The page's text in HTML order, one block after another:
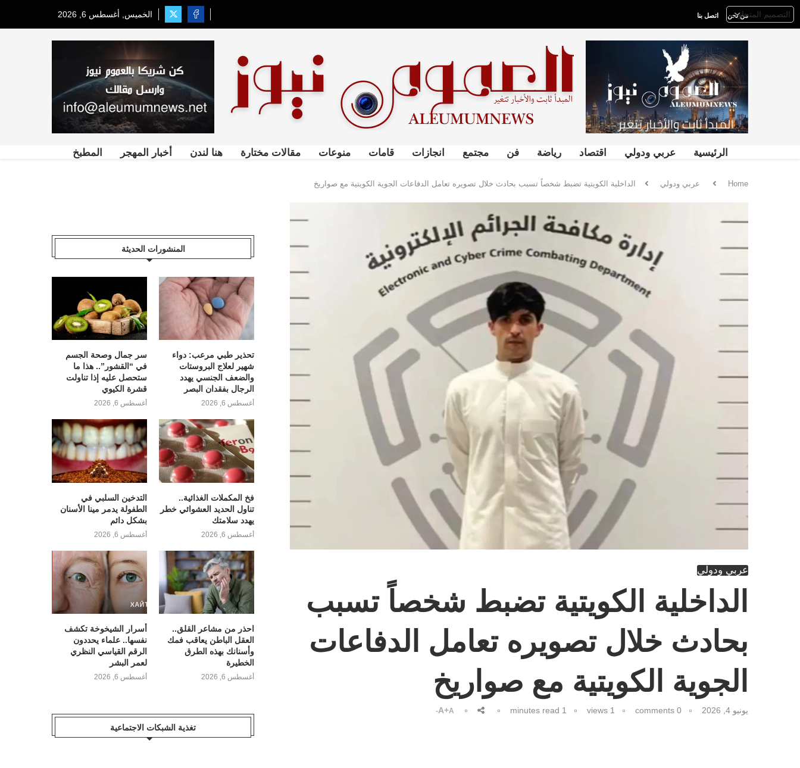
من نحن اتصل بنا الخميس, أغسطس 6, 2026
الرئيسية عربي ودولي اقتصاد رياضة فن مجتمع انجازات قامات منوعات مقالات مختارة هنا لندن أخبار المهجر المطبخ
Home عربي ودولي الداخلية الكويتية تضبط شخصاً تسبب بحادث خلال تصويره تعامل الدفاعات الجوية الكويتية مع صواريخ
عربي ودولي
الداخلية الكويتية تضبط شخصاً تسبب
بحادث خلال تصويره تعامل الدفاعات
الجوية الكويتية مع صواريخ
يونيو 4, 2026 0 comments
1
1 minutes read
A+A-
المنشورات الحديثة
تحذير طبي مرعب: دواء
شهير لعلاج البروستات
والضعف الجنسي يهدد
الرجال بفقدان البصر
أغسطس 6, 2026
سر جمال وصحة الجسم
في “القشور”.. هذا ما
ستحصل عليه إذا تناولت
قشرة الكيوي
أغسطس 6, 2026
فخ المكملات الغذائية..
تناول الحديد العشوائي خطر
يهدد سلامتك
أغسطس 6, 2026
التدخين السلبي في
الطفولة يدمر مينا الأسنان
بشكل دائم
أغسطس 6, 2026
احذر من مشاعر القلق..
العقل الباطن يعاقب فمك
وأسنانك بهذه الطرق
الخطيرة
أغسطس 6, 2026
أسرار الشيخوخة تكشف
نفسها.. علماء يحددون
الرقم القياسي النظري
لعمر البشر
أغسطس 6, 2026
تغذية الشبكات الاجتماعية